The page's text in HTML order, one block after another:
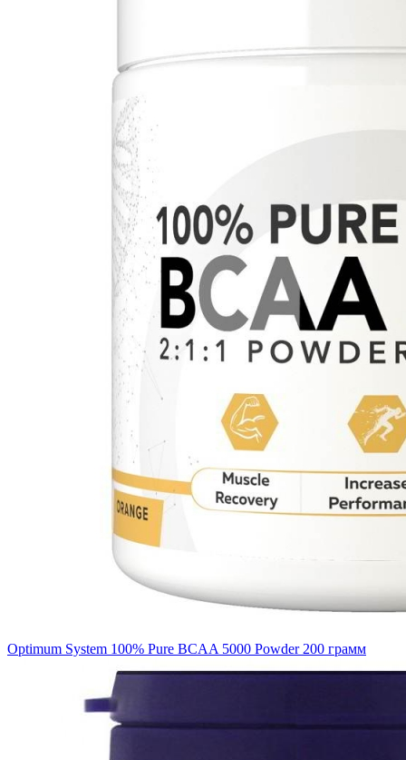
Optimum System 100% Pure BCAA 5000 Powder 200 грамм